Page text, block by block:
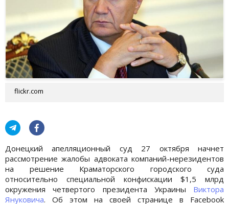
flickr.com
Донецкий апелляционный суд 27 октября начнет
рассмотрение жалобы адвоката компаний-нерезидентов
на решение Краматорского городского суда
относительно специальной конфискации $1,5 млрд
окружения четвертого президента Украины Виктора
Януковича. Об этом на своей странице в Facebook